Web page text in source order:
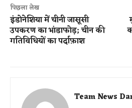
पिछला लेख
इंडोनेशिया में चीनी जासूसी
उपकरण का भांडाफोड़; चीन की
गतिविधियों का पर्दाफ़ाश
Team News